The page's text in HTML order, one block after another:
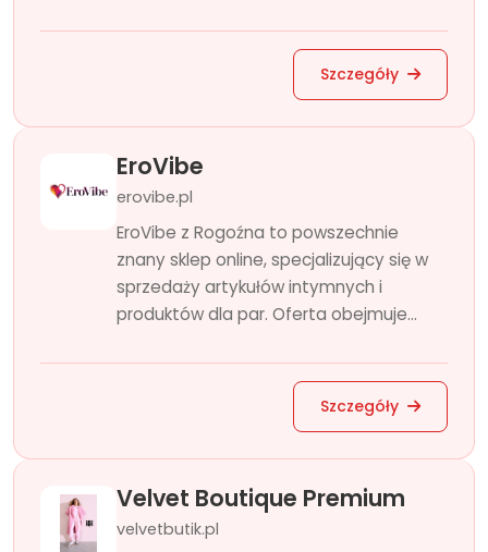
Szczegóły
EroVibe
erovibe.pl
EroVibe z Rogoźna to powszechnie
znany sklep online, specjalizujący się w
sprzedaży artykułów intymnych i
produktów dla par. Oferta obejmuje...
Szczegóły
Velvet Boutique Premium
velvetbutik.pl